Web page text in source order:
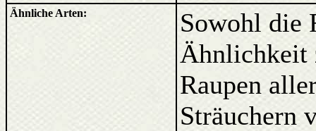
Ähnliche Arten:
Sowohl die
Raupen
Sträuchern